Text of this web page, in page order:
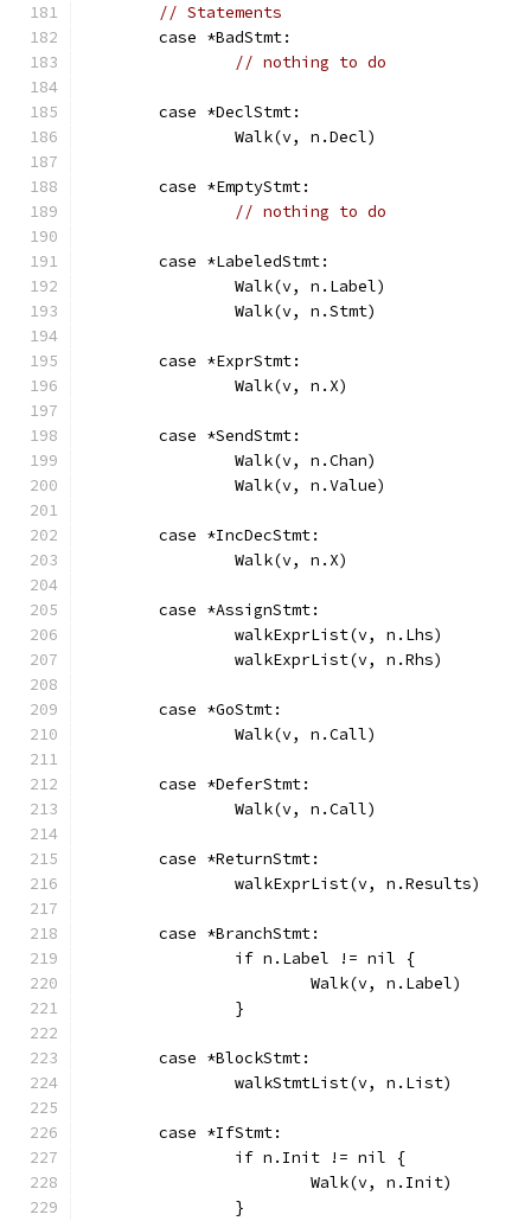
// Statements
	case *BadStmt:
// nothing to do
	case *DeclStmt:
		Walk(v, n.Decl)
	case *EmptyStmt:
// nothing to do
	case *LabeledStmt:
		Walk(v, n.Label)
		Walk(v, n.Stmt)
	case *ExprStmt:
		Walk(v, n.X)
	case *SendStmt:
		Walk(v, n.Chan)
		Walk(v, n.Value)
	case *IncDecStmt:
		Walk(v, n.X)
	case *AssignStmt:
		walkExprList(v, n.Lhs)
		walkExprList(v, n.Rhs)
	case *GoStmt:
		Walk(v, n.Call)
	case *DeferStmt:
		Walk(v, n.Call)
	case *ReturnStmt:
		walkExprList(v, n.Results)
	case *BranchStmt:
		if n.Label != nil {
			Walk(v, n.Label)
		}
	case *BlockStmt:
		walkStmtList(v, n.List)
	case *IfStmt:
		if n.Init != nil {
			Walk(v, n.Init)
		}